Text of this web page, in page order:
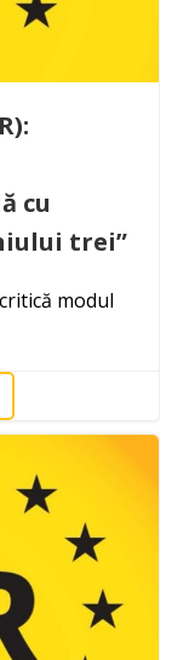
cu
trei”
modul